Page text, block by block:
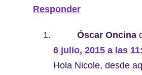
Responder
Óscar Oncina
6 julio, 2015 a las
Hola Nicole, desde